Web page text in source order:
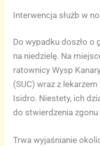
Interwencja służb w
Do wypadku doszło o
na niedzielę. Na
ratownicy Wysp
(SUC) wraz z
Isidro. Niestety, ich
do stwierdzenia
Trwa wyjaśnianie